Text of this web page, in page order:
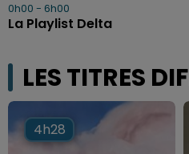
0h00 - 6h00
La Playlist Delta
LES TITRES
4h28
4h28